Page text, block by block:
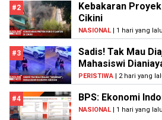
#2
Kebakaran
Cikini
NASIONAL | 1 hari yang lalu
#3
Sadis! Tak Mau
Mahasiswi
PERISTIWA | 2 hari yang
#4 BPS: Ekonomi
NASIONAL | 1 hari yang lalu